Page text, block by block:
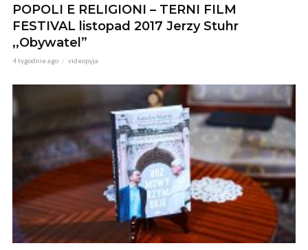
POPOLI E RELIGIONI – TERNI FILM
FESTIVAL listopad 2017 Jerzy Stuhr
,,Obywatel”
4 tygodnie ago videopyja